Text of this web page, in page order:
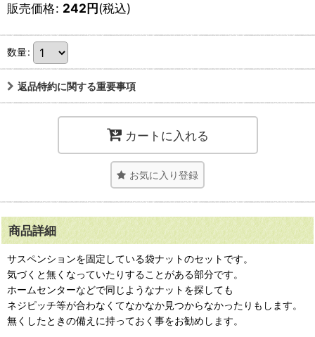
販売価格: 242円(税込)
数量:
返品特約に関する重要事項
カートに入れる
お気に入り登録
商品詳細
サスペンションを固定している袋ナットのセットです。
気づくと無くなっていたりすることがある部分です。
ホームセンターなどで同じようなナットを探しても
ネジピッチ等が合わなくてなかなか見つからなかったりもします。
無くしたときの備えに持っておく事をお勧めします。